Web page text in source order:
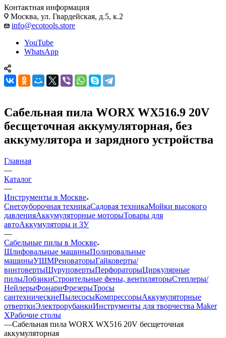
Контактная информация
Москва, ул. Гвардейская, д.5, к.2
info@ecotools.store
YouTube
WhatsApp
Сабельная пила WORX WX516.9 20V
бесщеточная аккумуляторная, без
аккумулятора и зарядного устройства
Главная
—
Каталог
—
Инструменты в Москве
Снегоуборочная техникаСадовая техникаМойки высокого
давленияАккумуляторные моторыТовары для
автоАккумуляторы и ЗУ
—
Сабельные пилы в Москве
Шлифовальные машиныПолировальные
машиныУШМРеноваторыГайковерты/
винтовертыШуруповертыПерфораторыЦиркулярные
пилыЛобзикиСтроительные фены, вентиляторыСтеплеры/
НейлерыФонариФрезерыТросы
сантехническиеПылесосыКомпрессорыАккумуляторные
отверткиЭлектрорубанкиИнструменты для творчества Maker
XРабочие столы
—Сабельная пила WORX WX516 20V бесщеточная
аккумуляторная